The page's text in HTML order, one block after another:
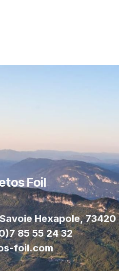
Foil
Hexapole, 73420
85 55 24 32
foil.com